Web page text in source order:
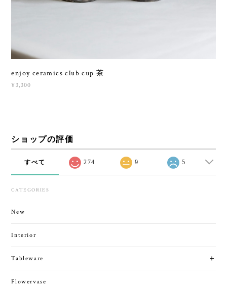
enjoy ceramics club cup 茶
¥3,300
ショップの評価
すべて 274 9 5
CATEGORIES
New
Interior
Tableware
Flowervase